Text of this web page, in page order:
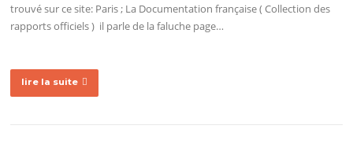
trouvé sur ce site: Paris ; La Documentation française ( Collection des
rapports officiels ) il parle de la faluche page…
lire la suite